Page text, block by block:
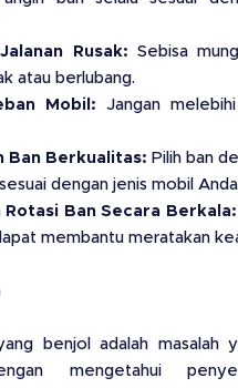
Rusak: Sebisa
atau berlubang.
Mobil: Jangan
Ban Berkualitas: Pilih ban
dengan jenis mobil
Rotasi Ban Secara Berkala:
membantu meratakan
benjol adalah masalah
mengetahui